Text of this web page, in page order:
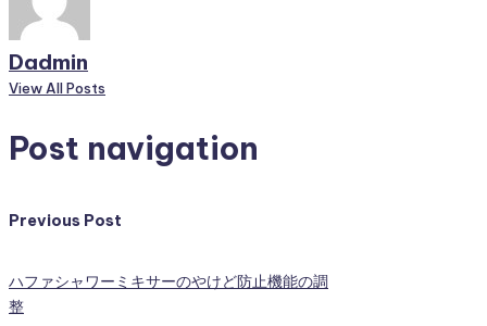
Dadmin
View All Posts
Post navigation
Previous Post
ハファシャワーミキサーのやけど防止機能の調
整